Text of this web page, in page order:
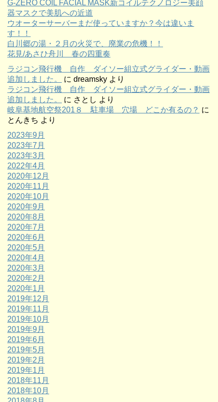
G-ZERO COIL FACIAL MASK新コイルテクノロジー美顔
器マスクで美肌への近道
ウオーターサーバーまだ使っていますか？今は違いま
す！！
白川郷の湯・２月の火災で、廃業の危機！！
花見/あさひ舟川 春の四重奏
ラジコン飛行機 自作 ダイソー組立式グライダー・動画
追加しました。
に dreamsky より
ラジコン飛行機 自作 ダイソー組立式グライダー・動画
追加しました。
に さとし より
岐阜基地航空祭201８ 駐車場 穴場 どこか有るの？ に
とんきち より
2023年9月
2023年7月
2023年3月
2022年4月
2020年12月
2020年11月
2020年10月
2020年9月
2020年8月
2020年7月
2020年6月
2020年5月
2020年4月
2020年3月
2020年2月
2020年1月
2019年12月
2019年11月
2019年10月
2019年9月
2019年6月
2019年5月
2019年2月
2019年1月
2018年11月
2018年10月